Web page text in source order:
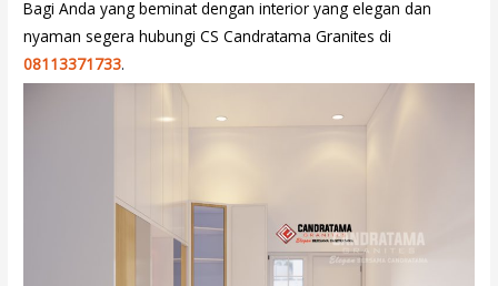
Bagi Anda yang beminat dengan interior yang elegan dan
nyaman segera hubungi CS Candratama Granites di
08113371733.